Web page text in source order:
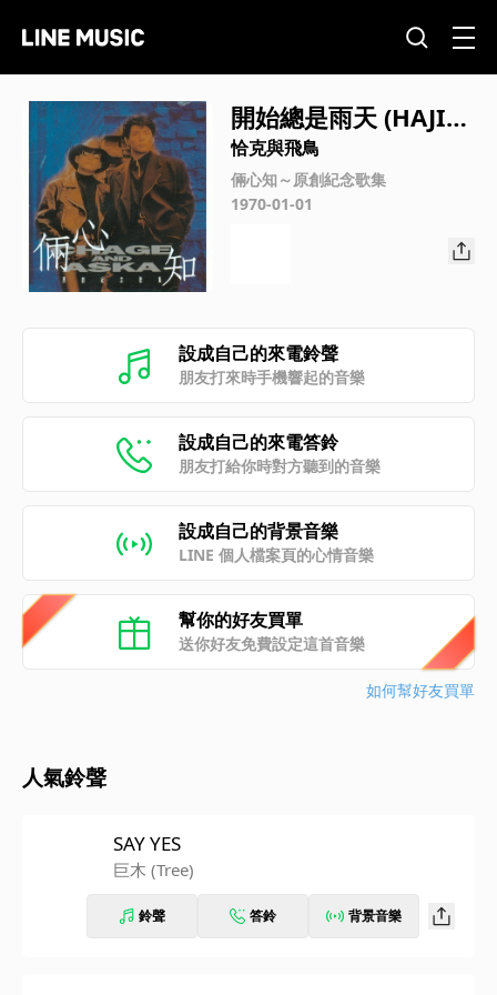
開始總是雨天 (HAJIM
ARIWA ITSUMO AM
E)
恰克與飛鳥
倆心知～原創紀念歌集
1970-01-01
設成自己的來電鈴聲
朋友打來時手機響起的音樂
設成自己的來電答鈴
朋友打給你時對方聽到的音樂
設成自己的背景音樂
LINE 個人檔案頁的心情音樂
幫你的好友買單
送你好友免費設定這首音樂
如何幫好友買單
人氣鈴聲
SAY YES
巨木 (Tree)
鈴聲 答鈴 背景音樂